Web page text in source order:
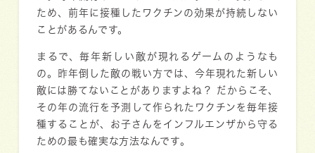
ため、前年に接種したワクチンの効果が持続しない
ことがあるんです。
まるで、毎年新しい敵が現れるゲームのようなも
の。昨年倒した敵の戦い方では、今年現れた新しい
敵には勝てないことがありますよね？ だからこそ、
その年の流行を予測して作られたワクチンを毎年接
種することが、お子さんをインフルエンザから守る
ための最も確実な方法なんです。